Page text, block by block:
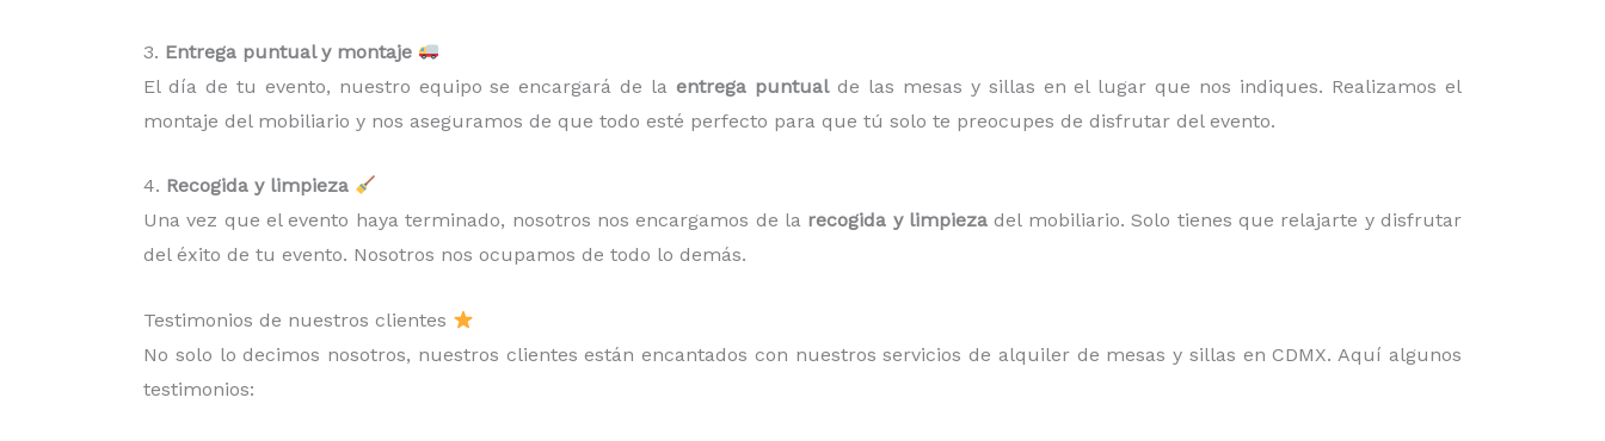
3. Entrega puntual y montaje
El día de tu evento, nuestro equipo se encargará de laentrega puntualde las mesas y sillas en el lugar que nos indiques. Realizamos el
montaje del mobiliario y nos aseguramos de que todo esté perfecto para que tú solo te preocupes de disfrutar del evento.
4. Recogida y limpieza
Una vez que el evento haya terminado, nosotros nos encargamos de la recogida y limpieza del mobiliario. Solo tienes que relajarte y disfrutar
del éxito de tu evento. Nosotros nos ocupamos de todo lo demás.
Testimonios de nuestros clientes
No solo lo decimos nosotros, nuestros clientes están encantados con nuestros servicios de alquiler de mesas y sillas en CDMX. Aquí algunos
testimonios: